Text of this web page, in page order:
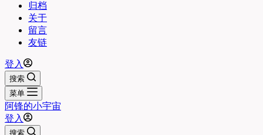
归档
关于
留言
友链
登入
搜索
菜单
阿锋的小宇宙
登入
搜索